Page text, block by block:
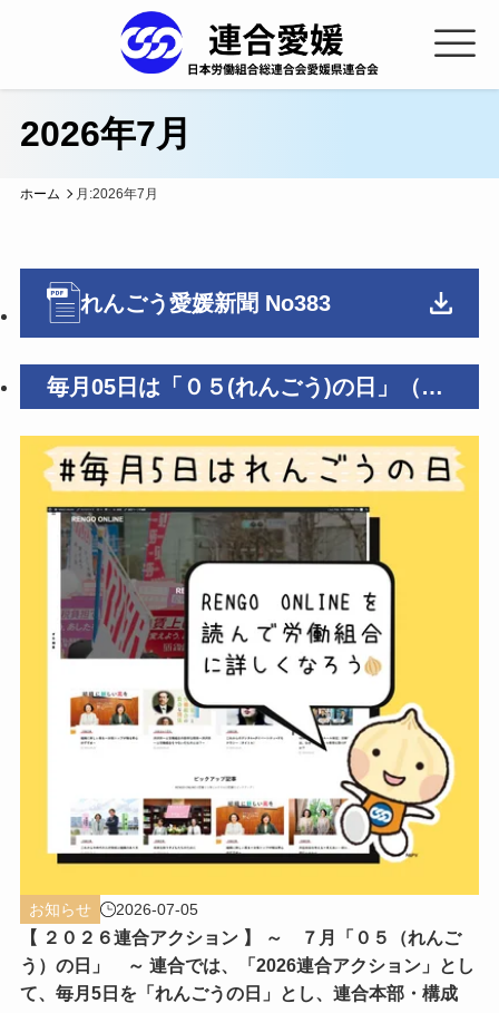
2026年7月
ホーム 月:2026年7月
れんごう愛媛新聞 No383
毎月05日は「０５(れんごう)の日」（７
月５日 ）
お知らせ 2026-07-05
【 ２０２６連合アクション 】 ～ ７月「０５（れんご
う）の日」 ～ 連合では、「2026連合アクション」とし
て、毎月5日を「れんごうの日」とし、連合本部・構成